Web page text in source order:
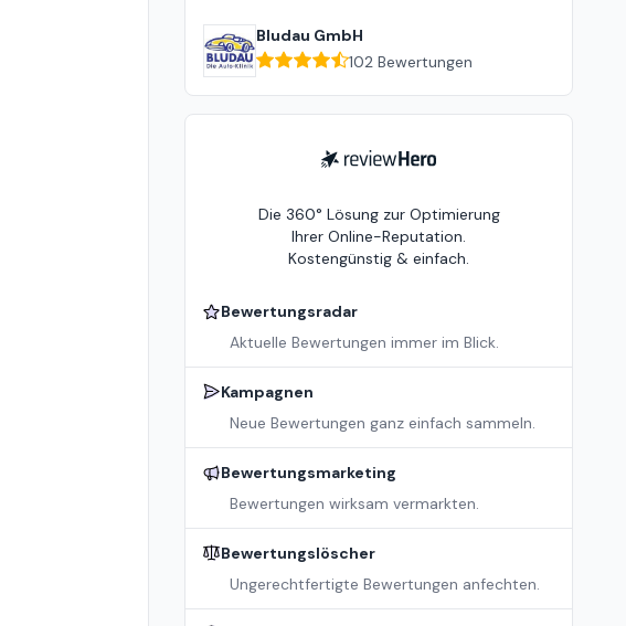
Bludau GmbH
102 Bewertungen
ReviewHero
Die 360° Lösung zur Optimierung
Ihrer Online-Reputation.
Kostengünstig & einfach.
Bewertungsradar
Aktuelle Bewertungen immer im Blick.
Kampagnen
Neue Bewertungen ganz einfach sammeln.
Bewertungsmarketing
Bewertungen wirksam vermarkten.
Bewertungslöscher
Ungerechtfertigte Bewertungen anfechten.